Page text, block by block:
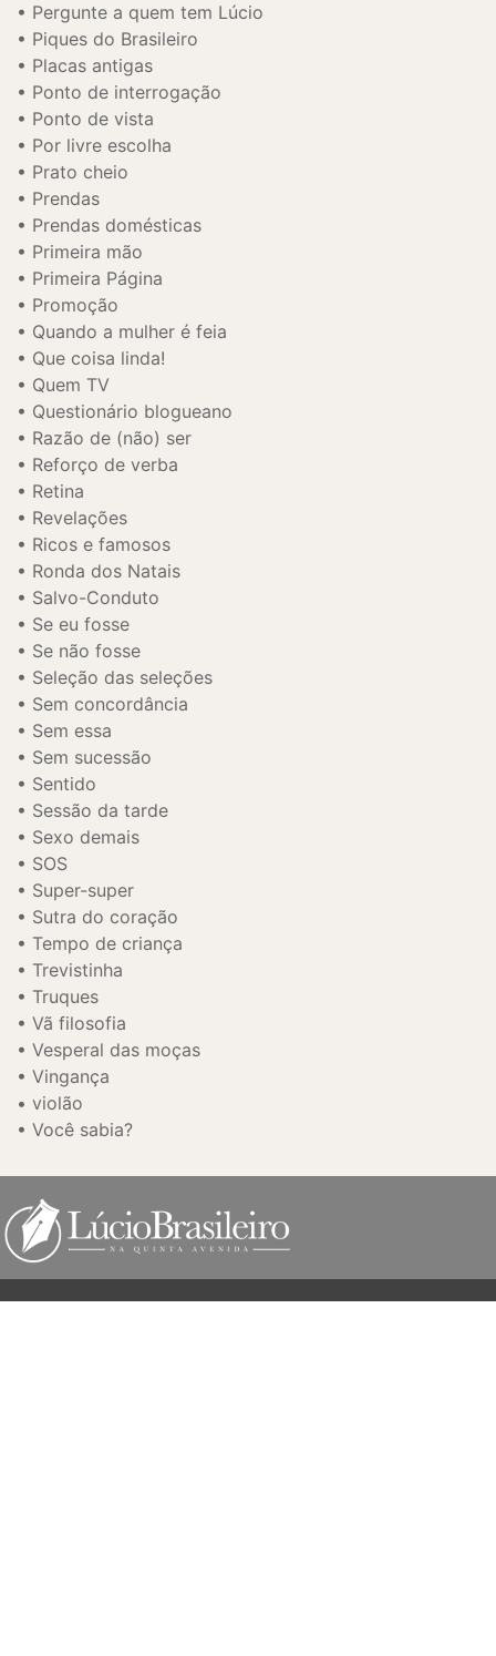
Pergunte a quem tem Lúcio
Piques do Brasileiro
Placas antigas
Ponto de interrogação
Ponto de vista
Por livre escolha
Prato cheio
Prendas
Prendas domésticas
Primeira mão
Primeira Página
Promoção
Quando a mulher é feia
Que coisa linda!
Quem TV
Questionário blogueano
Razão de (não) ser
Reforço de verba
Retina
Revelações
Ricos e famosos
Ronda dos Natais
Salvo-Conduto
Se eu fosse
Se não fosse
Seleção das seleções
Sem concordância
Sem essa
Sem sucessão
Sentido
Sessão da tarde
Sexo demais
SOS
Super-super
Sutra do coração
Tempo de criança
Trevistinha
Truques
Vã filosofia
Vesperal das moças
Vingança
violão
Você sabia?